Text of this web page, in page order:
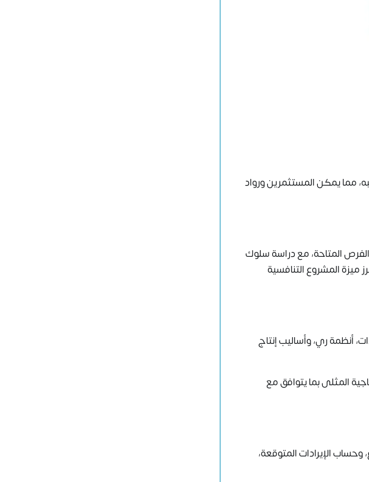
مما يمكن المستثمرين ورواد
المتاحة، مع دراسة سلوك
ميزة المشروع التنافسية
أنظمة ري، وأساليب إنتاج
المثلى بما يتوافق مع
الإيرادات المتوقعة،